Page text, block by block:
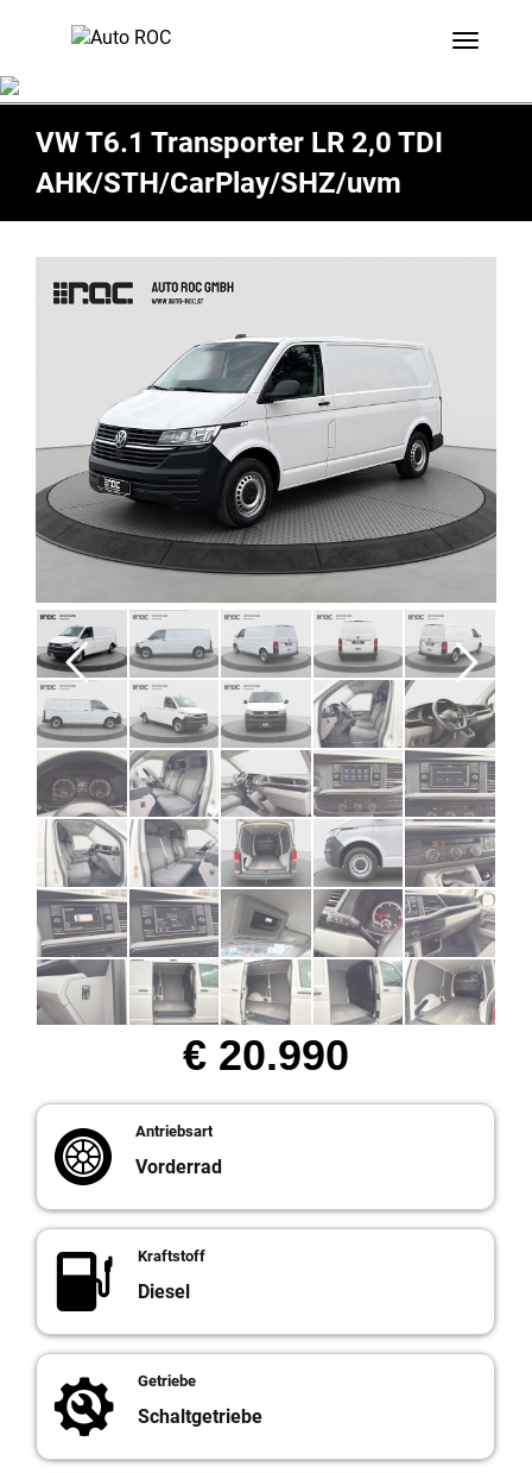
Toggle
VW T6.1 Transporter LR 2,0 TDI
AHK/STH/CarPlay/SHZ/uvm
Previous Next
€ 20.990
Antriebsart
Vorderrad
Kraftstoff
Diesel
Getriebe
Schaltgetriebe